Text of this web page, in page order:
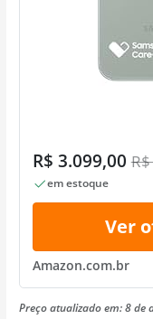
R$ 3.099,00
em estoque
Ver
Amazon.com.br
Preço atualizado em:8 de